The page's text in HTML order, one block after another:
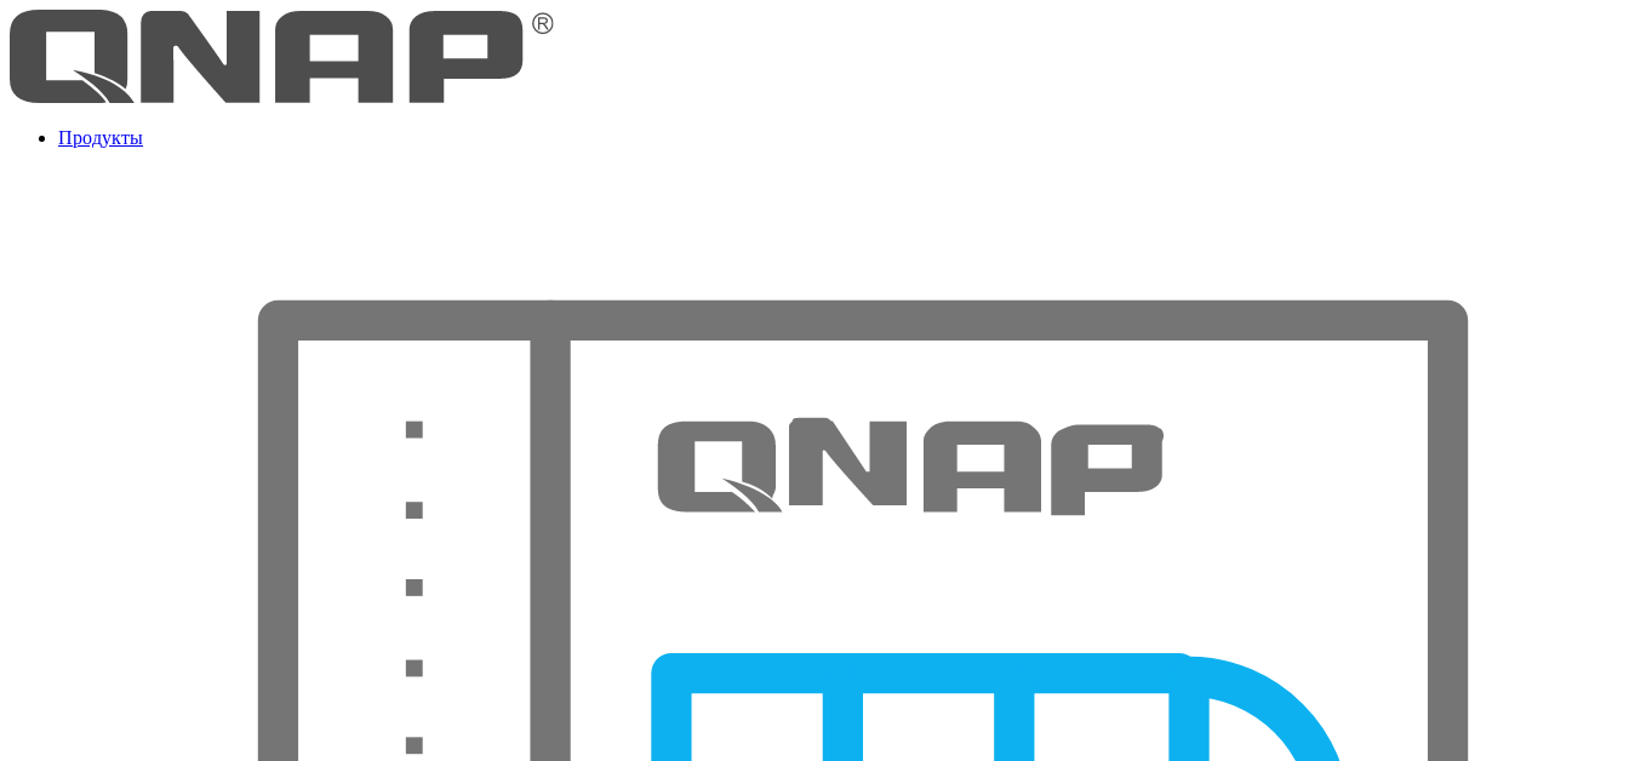
Продукты